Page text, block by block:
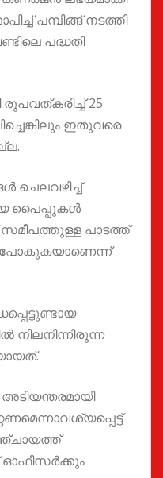
പമ്പിങ്ങ് നടത്തി
പദ്ധതി
25
ഇതുവരെ
ചെലവഴിച്ച്
പൈപ്പുകള്‍
പാടത്ത്
പോകുകയാണെന്ന്
ഓഫീസര്‍ക്കും